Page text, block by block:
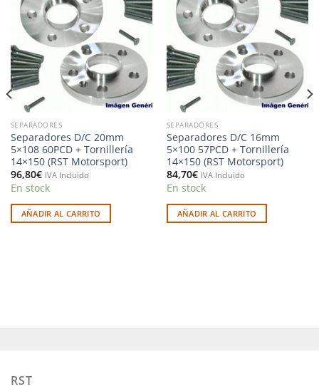
Añadir
a la
lista de
deseos
SEPARADORES
Separadores D/C 20mm
5×108 60PCD + Tornillería
14×150 (RST Motorsport)
96,80€ IVA Incluido
En stock
AÑADIR AL CARRITO
Añadir
a la
lista de
deseos
SEPARADORES
Separadores D/C 16mm
5×100 57PCD + Tornillería
14×150 (RST Motorsport)
84,70€ IVA Incluido
En stock
AÑADIR AL CARRITO
RST